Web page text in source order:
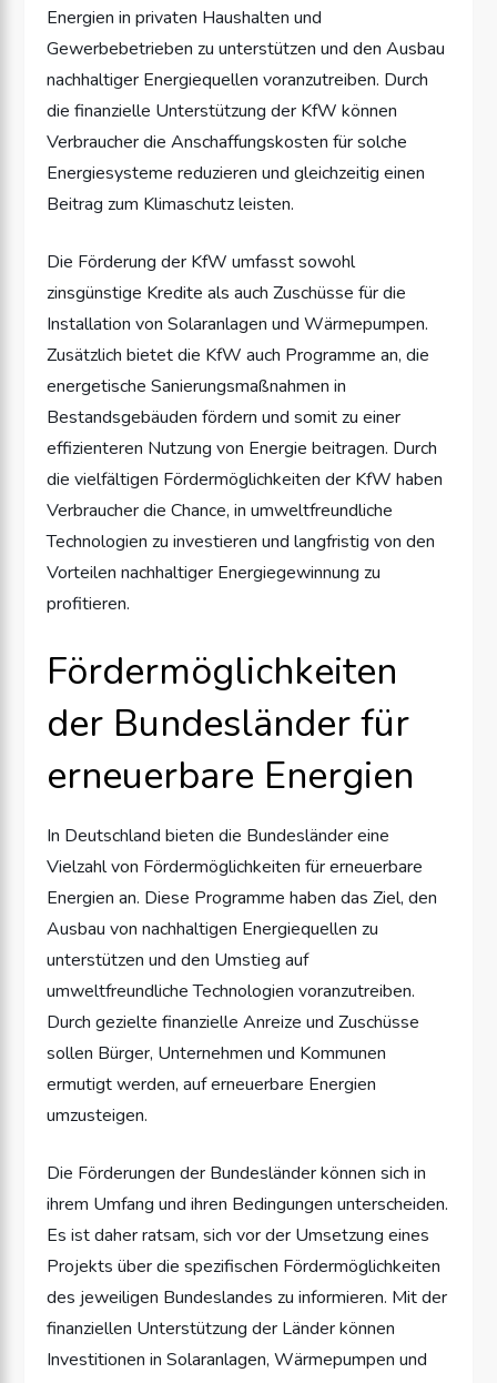
Energien in privaten Haushalten und
Gewerbebetrieben zu unterstützen und den Ausbau
nachhaltiger Energiequellen voranzutreiben. Durch
die finanzielle Unterstützung der KfW können
Verbraucher die Anschaffungskosten für solche
Energiesysteme reduzieren und gleichzeitig einen
Beitrag zum Klimaschutz leisten.
Die Förderung der KfW umfasst sowohl
zinsgünstige Kredite als auch Zuschüsse für die
Installation von Solaranlagen und Wärmepumpen.
Zusätzlich bietet die KfW auch Programme an, die
energetische Sanierungsmaßnahmen in
Bestandsgebäuden fördern und somit zu einer
effizienteren Nutzung von Energie beitragen. Durch
die vielfältigen Fördermöglichkeiten der KfW haben
Verbraucher die Chance, in umweltfreundliche
Technologien zu investieren und langfristig von den
Vorteilen nachhaltiger Energiegewinnung zu
profitieren.
Fördermöglichkeiten
der Bundesländer für
erneuerbare Energien
In Deutschland bieten die Bundesländer eine
Vielzahl von Fördermöglichkeiten für erneuerbare
Energien an. Diese Programme haben das Ziel, den
Ausbau von nachhaltigen Energiequellen zu
unterstützen und den Umstieg auf
umweltfreundliche Technologien voranzutreiben.
Durch gezielte finanzielle Anreize und Zuschüsse
sollen Bürger, Unternehmen und Kommunen
ermutigt werden, auf erneuerbare Energien
umzusteigen.
Die Förderungen der Bundesländer können sich in
ihrem Umfang und ihren Bedingungen unterscheiden.
Es ist daher ratsam, sich vor der Umsetzung eines
Projekts über die spezifischen Fördermöglichkeiten
des jeweiligen Bundeslandes zu informieren. Mit der
finanziellen Unterstützung der Länder können
Investitionen in Solaranlagen, Wärmepumpen und